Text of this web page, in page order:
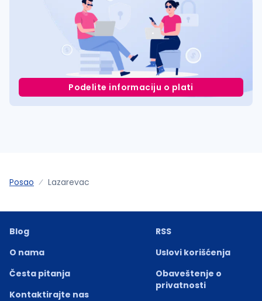
Podelite informaciju o plati
Posao Lazarevac
Blog
O nama
Česta pitanja
Kontaktirajte nas
RSS
Uslovi korišćenja
Obaveštenje o
privatnosti